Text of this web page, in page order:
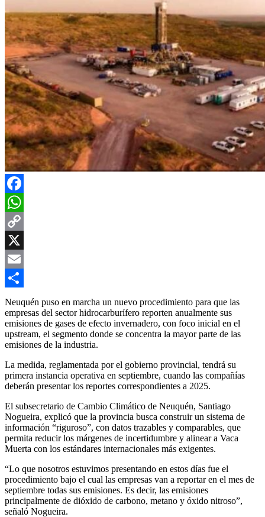
Facebook
WhatsApp
Copy
Link
X
Email
Compartir
Neuquén puso en marcha un nuevo procedimiento para que las
empresas del sector hidrocarburífero reporten anualmente sus
emisiones de gases de efecto invernadero, con foco inicial en el
upstream, el segmento donde se concentra la mayor parte de las
emisiones de la industria.
La medida, reglamentada por el gobierno provincial, tendrá su
primera instancia operativa en septiembre, cuando las compañías
deberán presentar los reportes correspondientes a 2025.
El subsecretario de Cambio Climático de Neuquén, Santiago
Nogueira, explicó que la provincia busca construir un sistema de
información “riguroso”, con datos trazables y comparables, que
permita reducir los márgenes de incertidumbre y alinear a Vaca
Muerta con los estándares internacionales más exigentes.
“Lo que nosotros estuvimos presentando en estos días fue el
procedimiento bajo el cual las empresas van a reportar en el mes de
septiembre todas sus emisiones. Es decir, las emisiones
principalmente de dióxido de carbono, metano y óxido nitroso”,
señaló Nogueira.